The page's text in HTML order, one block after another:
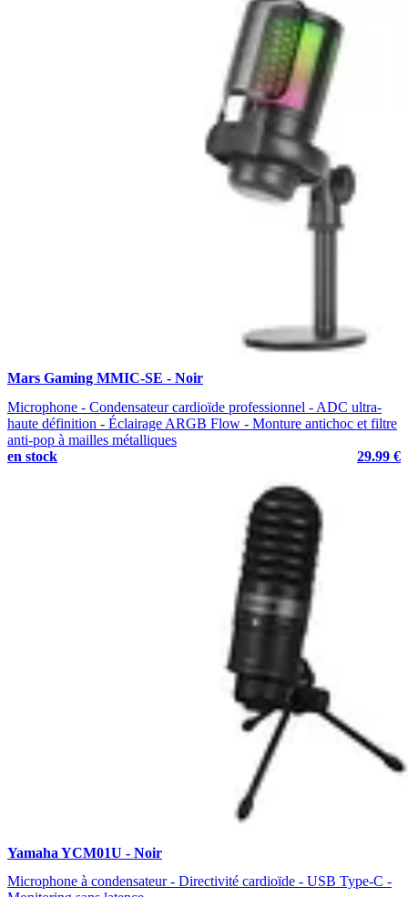
Mars Gaming MMIC-SE - Noir
Microphone - Condensateur cardioïde professionnel - ADC ultra-
haute définition - Éclairage ARGB Flow - Monture antichoc et filtre
anti-pop à mailles métalliques
en stock
29.99 €
Yamaha YCM01U - Noir
Microphone à condensateur - Directivité cardioïde - USB Type-C -